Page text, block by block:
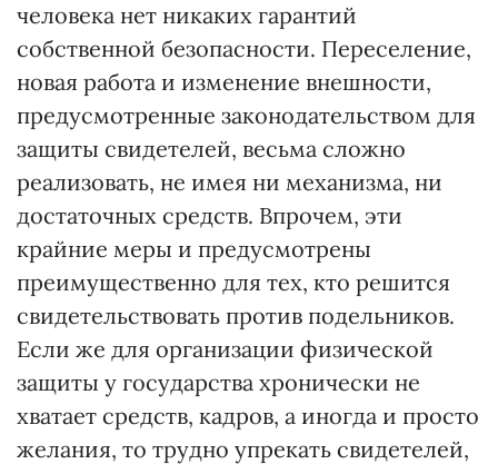
человека нет никаких гарантий
собственной безопасности. Переселение,
новая работа и изменение внешности,
предусмотренные законодательством для
защиты свидетелей, весьма сложно
реализовать, не имея ни механизма, ни
достаточных средств. Впрочем, эти
крайние меры и предусмотрены
преимущественно для тех, кто решится
свидетельствовать против подельников.
Если же для организации физической
защиты у государства хронически не
хватает средств, кадров, а иногда и просто
желания, то трудно упрекать свидетелей,